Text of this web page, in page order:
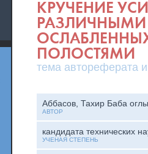
КРУЧЕНИЕ
ПОЛОСТЯМИ
тема автореферата
Аббасов, Тахир Баба оглы
АВТОР
кандидата технических
УЧЕНАЯ СТЕПЕНЬ